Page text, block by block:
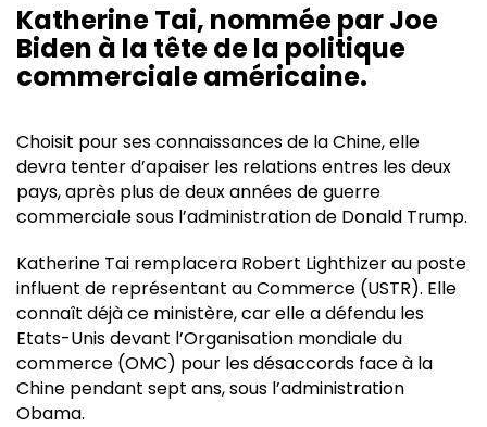
Katherine Tai, nommée par Joe
Biden à la tête de la politique
commerciale américaine.
Choisit pour ses connaissances de la Chine, elle
devra tenter d’apaiser les relations entres les deux
pays, après plus de deux années de guerre
commerciale sous l’administration de Donald Trump.
Katherine Tai remplacera Robert Lighthizer au poste
influent de représentant au Commerce (USTR). Elle
connaît déjà ce ministère, car elle a défendu les
Etats-Unis devant l’Organisation mondiale du
commerce (OMC) pour les désaccords face à la
Chine pendant sept ans, sous l’administration
Obama.